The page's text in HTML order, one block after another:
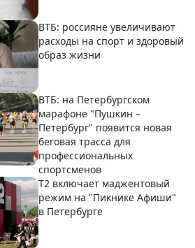
ВТБ: россияне увеличивают
расходы на спорт и здоровый
образ жизни
ВТБ: на Петербургском
марафоне "Пушкин –
Петербург" появится новая
беговая трасса для
профессиональных
спортсменов
Т2 включает маджентовый
режим на "Пикнике Афиши"
в Петербурге